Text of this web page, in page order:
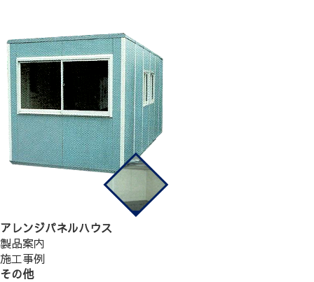
アレンジパネルハウス
製品案内
施工事例
その他